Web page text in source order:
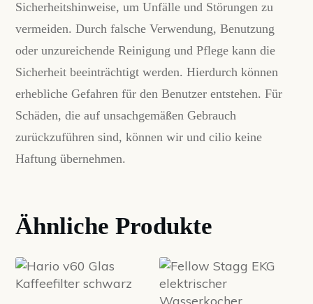
Sicherheitshinweise, um Unfälle und Störungen zu
vermeiden. Durch falsche Verwendung, Benutzung
oder unzureichende Reinigung und Pflege kann die
Sicherheit beeinträchtigt werden. Hierdurch können
erhebliche Gefahren für den Benutzer entstehen. Für
Schäden, die auf unsachgemäßen Gebrauch
zurückzuführen sind, können wir und cilio keine
Haftung übernehmen.
Ähnliche Produkte
Dieses
Produkt